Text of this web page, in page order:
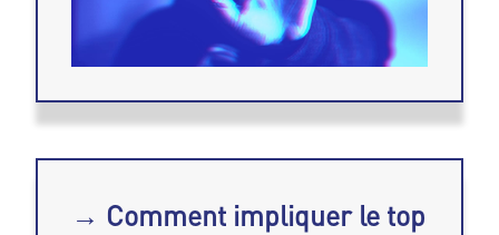
→ Comment impliquer le top